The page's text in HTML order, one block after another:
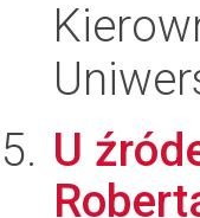
U